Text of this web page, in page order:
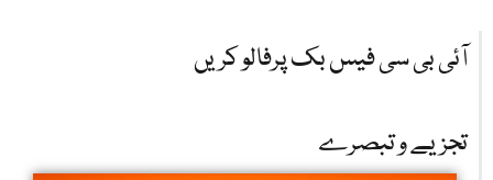
آئی بی سی فیس بک پرفالو کریں
تجزیے و تبصرے